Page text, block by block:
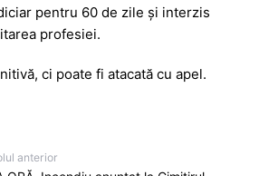
pentru 60 de zile și interzis
profesiei.
ci poate fi atacată cu apel.
anterior